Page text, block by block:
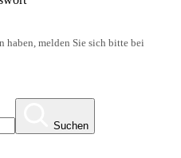
haben, melden Sie sich bitte bei
Suchen